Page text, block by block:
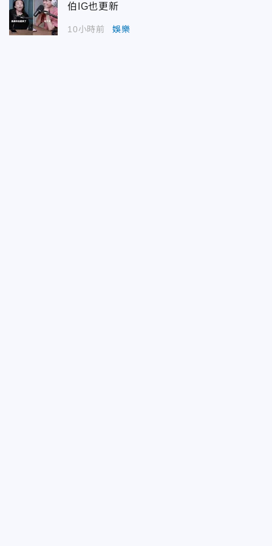
伯IG也更新
10小時前 娛樂